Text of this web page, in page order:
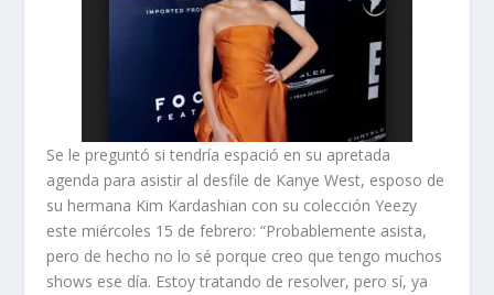
Se le preguntó si tendría espació en su apretada
agenda para asistir al desfile de Kanye West, esposo de
su hermana Kim Kardashian con su colección Yeezy
este miércoles 15 de febrero: “Probablemente asista,
pero de hecho no lo sé porque creo que tengo muchos
shows ese día. Estoy tratando de resolver, pero sí, ya